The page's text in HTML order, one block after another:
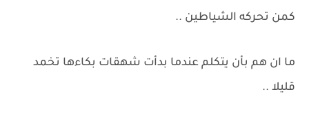
كمن تحركه الشياطين ..
ما ان هم بأن يتكلم عندما بدأت شهقات بكاءها تخمد
قليلا ..